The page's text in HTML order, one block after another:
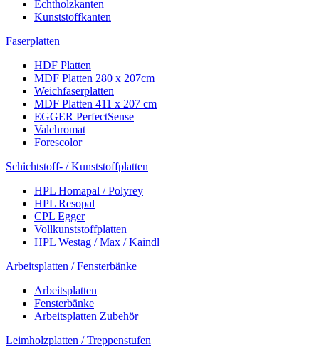
Echtholzkanten
Kunststoffkanten
Faserplatten
HDF Platten
MDF Platten 280 x 207cm
Weichfaserplatten
MDF Platten 411 x 207 cm
EGGER PerfectSense
Valchromat
Forescolor
Schichtstoff- / Kunststoffplatten
HPL Homapal / Polyrey
HPL Resopal
CPL Egger
Vollkunststoffplatten
HPL Westag / Max / Kaindl
Arbeitsplatten / Fensterbänke
Arbeitsplatten
Fensterbänke
Arbeitsplatten Zubehör
Leimholzplatten / Treppenstufen